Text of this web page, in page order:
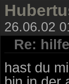
26.06.02
Re:
hast du